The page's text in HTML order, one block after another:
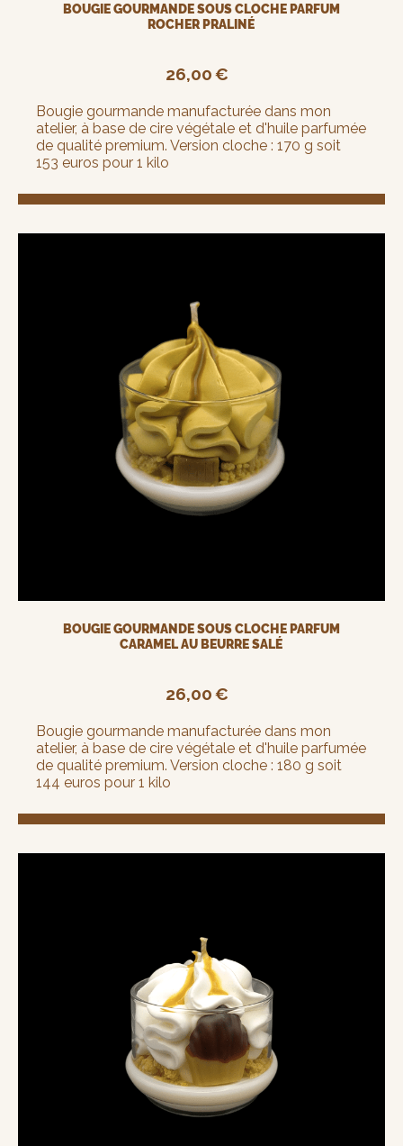
BOUGIE GOURMANDE SOUS CLOCHE PARFUM
ROCHER PRALINÉ
26,00€
Bougie gourmande manufacturée dans mon
atelier, à base de cire végétale et d'huile parfumée
de qualité premium. Version cloche : 170 g soit
153 euros pour 1 kilo
BOUGIE GOURMANDE SOUS CLOCHE PARFUM
CARAMEL AU BEURRE SALÉ
26,00€
Bougie gourmande manufacturée dans mon
atelier, à base de cire végétale et d'huile parfumée
de qualité premium. Version cloche : 180 g soit
144 euros pour 1 kilo